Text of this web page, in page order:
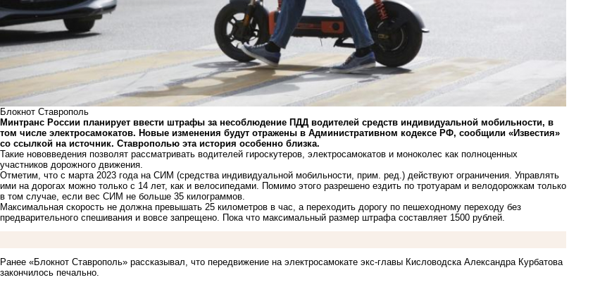
Блокнот Ставрополь
Минтранс России планирует ввести штрафы за несоблюдение ПДД водителей средств индивидуальной мобильности, в
том числе электросамокатов. Новые изменения будут отражены в Административном кодексе РФ, сообщили «Известия»
со ссылкой на источник. Ставрополью эта история особенно близка.
Такие нововведения позволят рассматривать водителей гироскутеров, электросамокатов и моноколес как полноценных
участников дорожного движения.
Отметим, что с марта 2023 года на СИМ (средства индивидуальной мобильности, прим. ред.) действуют ограничения . Управлять
ими на дорогах можно только с 14 лет, как и велосипедами. Помимо этого разрешено ездить по тротуарам и велодорожкам только
в том случае, если вес СИМ не больше 35 килограммов.
Максимальная скорость не должна превышать 25 километров в час, а переходить дорогу по пешеходному переходу без
предварительного спешивания и вовсе запрещено. Пока что максимальный размер штрафа составляет 1500 рублей.
Ранее «Блокнот Ставрополь» рассказывал, что передвижение на электросамокате экс-главы Кисловодска Александра Курбатова
закончилось печально